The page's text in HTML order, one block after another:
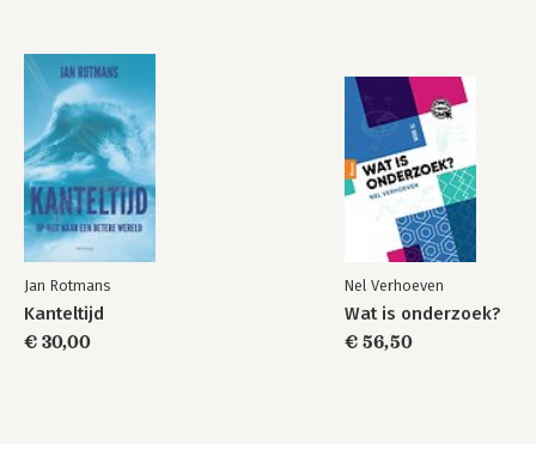
Jan Rotmans
Kanteltijd
€ 30,00
Nel Verhoeven
Wat is onderzoek?
€ 56,50